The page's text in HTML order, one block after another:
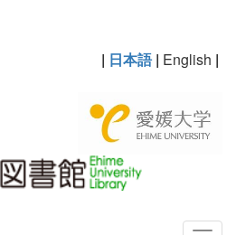
| 日本語| English |